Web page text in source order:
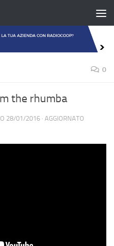
0
the rhumba
28/01/2016 · AGGIORNATO